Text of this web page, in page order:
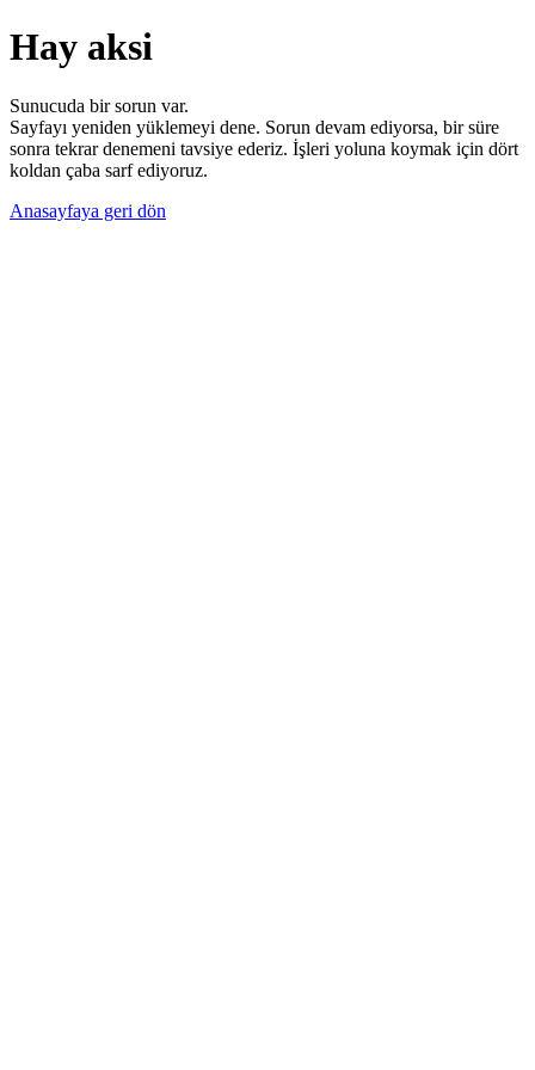
Hay aksi
Sunucuda bir sorun var.
Sayfayı yeniden yüklemeyi dene. Sorun devam ediyorsa, bir süre
sonra tekrar denemeni tavsiye ederiz. İşleri yoluna koymak için dört
koldan çaba sarf ediyoruz.
Anasayfaya geri dön